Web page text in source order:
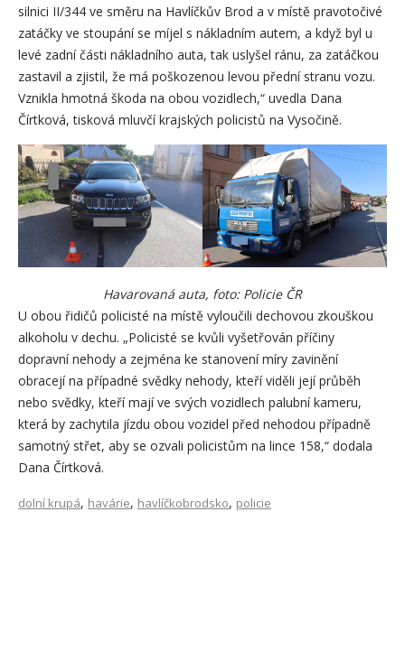
silnici II/344 ve směru na Havlíčkův Brod a v místě pravotočivé
zatáčky ve stoupání se míjel s nákladním autem, a když byl u
levé zadní části nákladního auta, tak uslyšel ránu, za zatáčkou
zastavil a zjistil, že má poškozenou levou přední stranu vozu.
Vznikla hmotná škoda na obou vozidlech,“ uvedla Dana
Čírtková, tisková mluvčí krajských policistů na Vysočině.
Havarovaná auta, foto: Policie ČR
U obou řidičů policisté na místě vyloučili dechovou zkouškou
alkoholu v dechu. „Policisté se kvůli vyšetřován příčiny
dopravní nehody a zejména ke stanovení míry zavinění
obracejí na případné svědky nehody, kteří viděli její průběh
nebo svědky, kteří mají ve svých vozidlech palubní kameru,
která by zachytila jízdu obou vozidel před nehodou případně
samotný střet, aby se ozvali policistům na lince 158,“ dodala
Dana Čírtková.
dolní krupá, havárie, havlíčkobrodsko, policie